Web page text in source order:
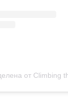
the Seven Summits